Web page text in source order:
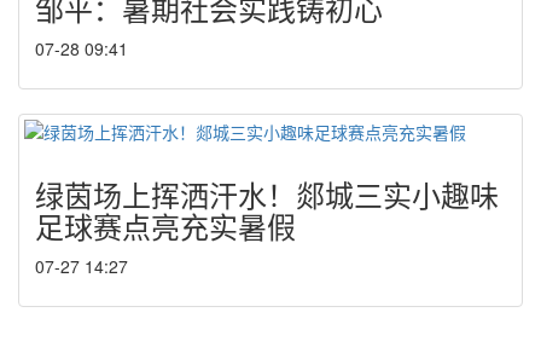
07-28 09:41
绿茵场上挥洒汗水！郯城三实小趣味
足球赛点亮充实暑假
07-27 14:27